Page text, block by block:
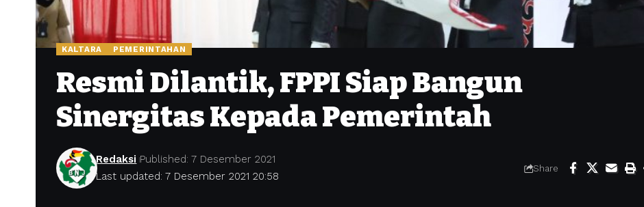
KALTARA PEMERINTAHAN
Resmi Dilantik, FPPI Siap Bangun
Sinergitas Kepada Pemerintah
Last updated: 7 Desember 2021 20:58
Redaksi Published: 7 Desember 2021
Share